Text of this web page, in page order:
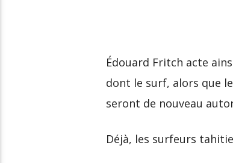
Édouard Fritch acte
dont le surf, alors que
seront de nouveau
Déjà, les surfeurs